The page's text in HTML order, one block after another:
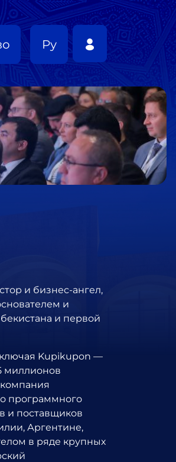
Ру
и бизнес-ангел,
и
и первой
Kupikupon —
миллионов
программного
и поставщиков
Аргентине,
в ряде крупных